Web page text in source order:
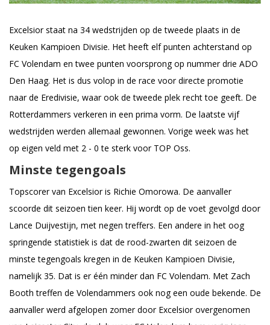
Excelsior staat na 34 wedstrijden op de tweede plaats in de
Keuken Kampioen Divisie. Het heeft elf punten achterstand op
FC Volendam en twee punten voorsprong op nummer drie ADO
Den Haag. Het is dus volop in de race voor directe promotie
naar de Eredivisie, waar ook de tweede plek recht toe geeft. De
Rotterdammers verkeren in een prima vorm. De laatste vijf
wedstrijden werden allemaal gewonnen. Vorige week was het
op eigen veld met 2 - 0 te sterk voor TOP Oss.
Minste tegengoals
Topscorer van Excelsior is Richie Omorowa. De aanvaller
scoorde dit seizoen tien keer. Hij wordt op de voet gevolgd door
Lance Duijvestijn, met negen treffers. Een andere in het oog
springende statistiek is dat de rood-zwarten dit seizoen de
minste tegengoals kregen in de Keuken Kampioen Divisie,
namelijk 35. Dat is er één minder dan FC Volendam. Met Zach
Booth treffen de Volendammers ook nog een oude bekende. De
aanvaller werd afgelopen zomer door Excelsior overgenomen